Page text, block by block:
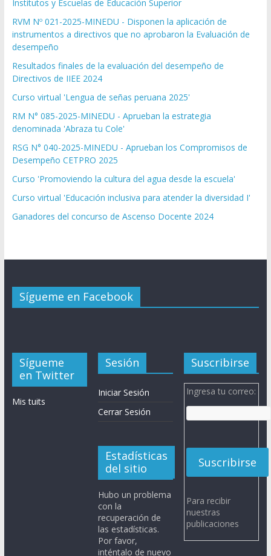
Institutos y Escuelas de Educación Superior
RVM Nº 021-2025-MINEDU - Disponen la aplicación de
instrumentos a directivos que no aprobaron la Evaluación de
desempeño
Resultados finales de la evaluación del desempeño de
Directivos de IIEE 2024
Curso virtual 'Lengua de señas peruana 2025'
RM N° 085-2025-MINEDU - Aprueban la estrategia
denominada 'Abraza tu Cole'
RSG N° 040-2025-MINEDU - Aprueban los Compromisos de
Desempeño CETPRO 2025
Curso 'Promoviendo la cultura del agua desde la escuela'
Curso virtual 'Educación inclusiva para atender la diversidad I'
Ganadores del concurso de Ascenso Docente 2024
Sígueme en Facebook
Sígueme
en Twitter
Mis tuits
Sesión
Iniciar Sesión
Cerrar Sesión
Estadísticas
del sitio
Hubo un problema
con la
recuperación de
las estadísticas.
Por favor,
inténtalo de nuevo
Suscribirse
Ingresa tu correo:
Para recibir
nuestras
publicaciones